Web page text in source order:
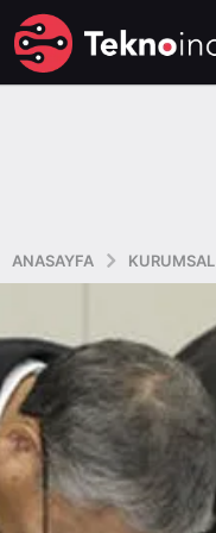
ANASAYFA KURUMSAL